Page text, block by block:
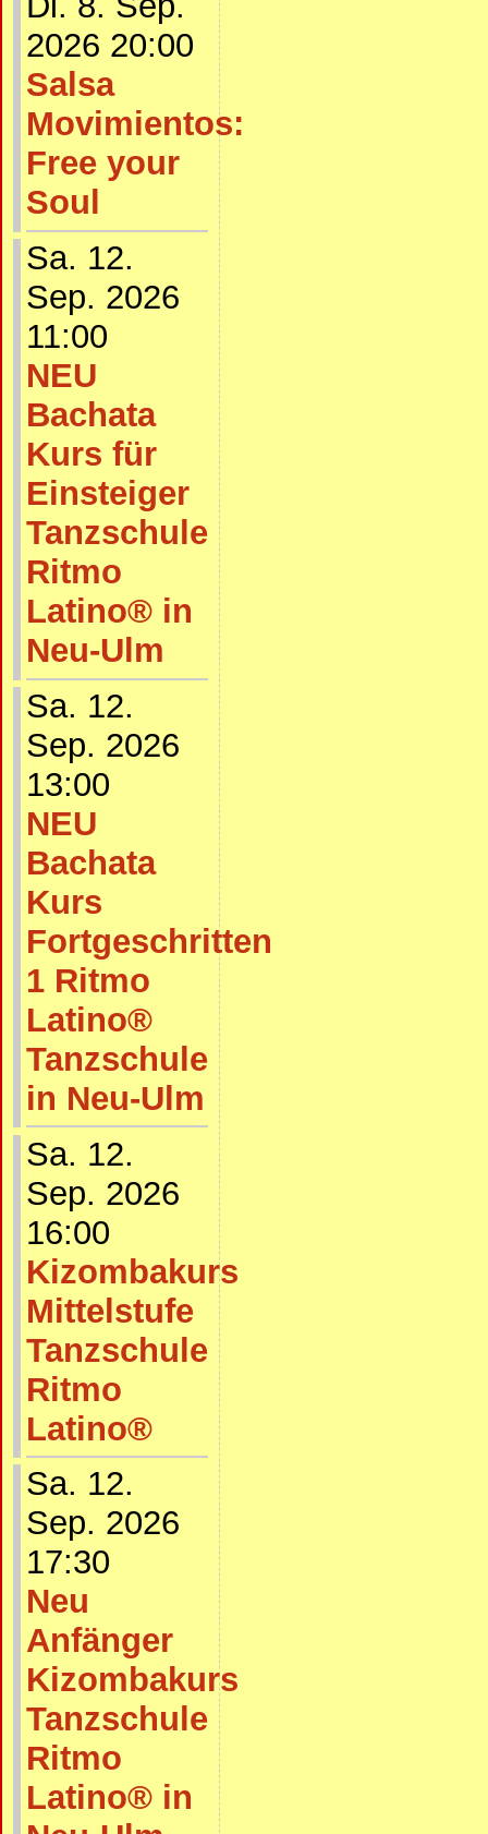
2026 20:00
Salsa
Movimientos:
Free your
Soul
Sa. 12.
Sep. 2026
11:00
NEU
Bachata
Kurs für
Einsteiger
Tanzschule
Ritmo
Latino® in
Neu-Ulm
Sa. 12.
Sep. 2026
13:00
NEU
Bachata
Kurs
Fortgeschritten
1 Ritmo
Latino®
Tanzschule
in Neu-Ulm
Sa. 12.
Sep. 2026
16:00
Kizombakurs
Mittelstufe
Tanzschule
Ritmo
Latino®
Sa. 12.
Sep. 2026
17:30
Neu
Anfänger
Kizombakurs
Tanzschule
Ritmo
Latino® in